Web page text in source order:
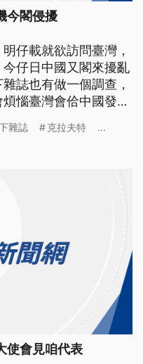
今閣侵擾
仔載就欲訪問臺灣，
仔日中國又閣來擾亂
誌也有做一個調查，
惱臺灣會佮中國發生
訪台，似乎踩到中國
雜誌 克拉夫特 ...
使會見咱代表